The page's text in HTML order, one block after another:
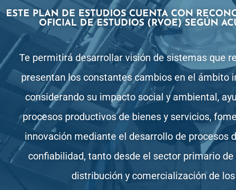
ESTE PLAN DE ESTUDIOS CUENTA CON
OFICIAL DE ESTUDIOS (RVOE) SEGÚN
Te permitirá desarrollar visión de sistemas que
presentan los constantes cambios en el ámbito
considerando su impacto social y ambiental,
procesos productivos de bienes y servicios,
innovación mediante el desarrollo de procesos
confiabilidad, tanto desde el sector primario
distribución y comercialización de